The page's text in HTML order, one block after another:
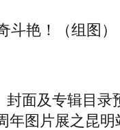
斗艳！（组图）
封面及专辑目录
年图片展之昆明